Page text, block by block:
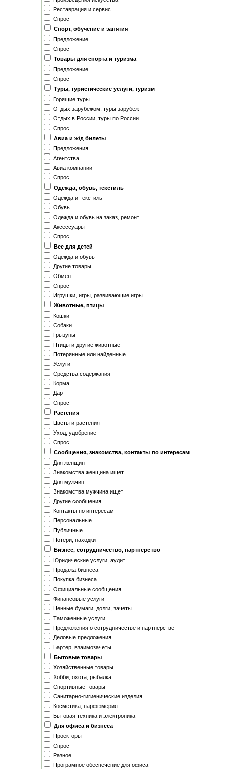
Реставрация и сервис
Спрос
Спорт, обучение и занятия
Предложение
Спрос
Товары для спорта и туризма
Предложение
Спрос
Туры, туристические услуги, туризм
Горящие туры
Отдых зарубежом, туры зарубеж
Отдых в России, туры по России
Спрос
Авиа и ж/д билеты
Предложения
Агентства
Авиа компании
Спрос
Одежда, обувь, текстиль
Одежда и текстиль
Обувь
Одежда и обувь на заказ, ремонт
Аксессуары
Спрос
Все для детей
Одежда и обувь
Другие товары
Обмен
Спрос
Игрушки, игры, развивающие игры
Животные, птицы
Кошки
Собаки
Грызуны
Птицы и другие животные
Потерянные или найденные
Услуги
Средства содержания
Корма
Дар
Спрос
Растения
Цветы и растения
Уход, удобрение
Спрос
Сообщения, знакомства, контакты по интересам
Для женщин
Знакомства женщина ищет
Для мужчин
Знакомства мужчина ищет
Другие сообщения
Контакты по интересам
Персональные
Публичные
Потери, находки
Бизнес, сотрудничество, партнерство
Юридические услуги, аудит
Продажа бизнеса
Покупка бизнеса
Официальные сообщения
Финансовые услуги
Ценные бумаги, долги, зачеты
Таможенные услуги
Предложения о сотрудничестве и партнерстве
Деловые предложения
Бартер, взаимозачеты
Бытовые товары
Хозяйственные товары
Хобби, охота, рыбалка
Спортивные товары
Санитарно-гигиенические изделия
Косметика, парфюмерия
Бытовая техника и электроника
Для офиса и бизнеса
Проекторы
Спрос
Разное
Програмное обеспечение для офиса